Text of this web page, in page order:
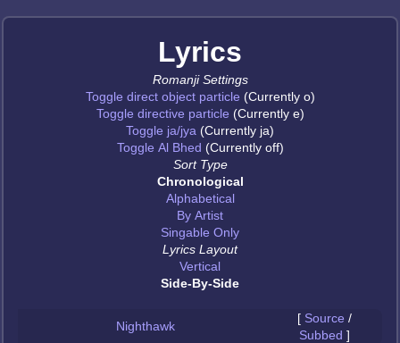
Lyrics
Romanji Settings
Toggle direct object particle (Currently o)
Toggle directive particle (Currently e)
Toggle ja/jya (Currently ja)
Toggle Al Bhed (Currently off)
Sort Type
Chronological
Alphabetical
By Artist
Singable Only
Lyrics Layout
Vertical
Side-By-Side
Nighthawk
[ Source /
Subbed ]